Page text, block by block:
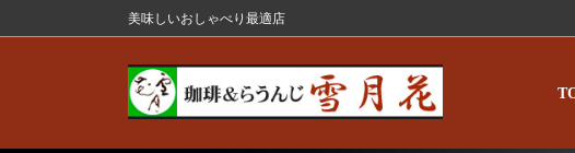
ン
ビ
美味しいおしゃべり最適店